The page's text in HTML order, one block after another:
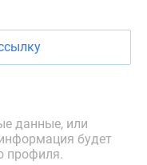
данные, или
будет
профиля.